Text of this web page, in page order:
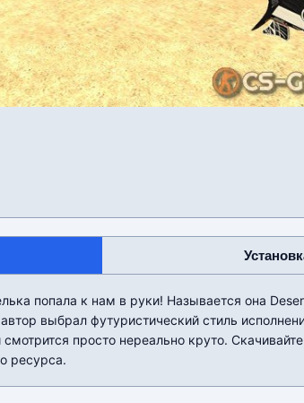
попала к нам в руки! Называется она
выбрал футуристический стиль
смотрится просто нереально круто.
ресурса.